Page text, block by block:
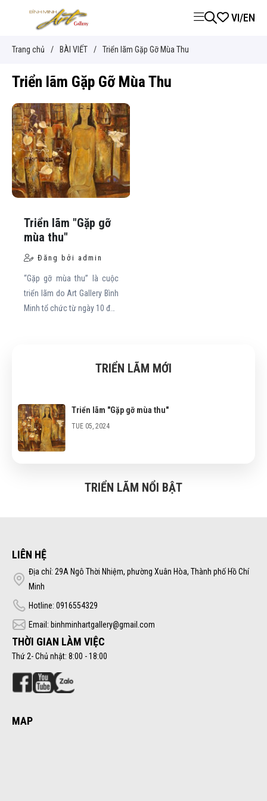
VI/EN
Trang chủ / BÀI VIẾT / Triển lãm Gặp Gỡ Mùa Thu
Triển lãm Gặp Gỡ Mùa Thu
Triển lãm "Gặp gỡ
mùa thu"
Đăng bởi admin
“Gặp gỡ mùa thu” là cuộc
triển lãm do Art Gallery Bình
Minh tổ chức từ ngày 10 đến
Lê Thánh Tôn, phường Bến
công chúng một số tác
phẩm của 4 gương mặt tiêu
biểu trong rất nhiều họa sĩ,
các tác phẩm hội họa và
đam mê, miệt mài, sáng tạo
và thành công trong lao
động nghệ thuật.
TRIỂN LÃM MỚI
Triển lãm "Gặp gỡ mùa thu"
TUE 05, 2024
TRIỂN LÃM NỔI BẬT
LIÊN HỆ
Địa chỉ: 29A Ngô Thời Nhiệm, phường Xuân Hòa, Thành phố Hồ Chí
Minh
Hotline: 0916554329
Email: binhminhartgallery@gmail.com
THỜI GIAN LÀM VIỆC
Thứ 2- Chủ nhật: 8:00 - 18:00
MAP